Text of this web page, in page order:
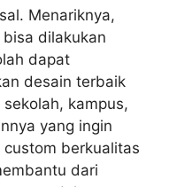
Menariknya,
dilakukan
dapat
desain terbaik
kampus,
yang ingin
berkualitas
dari